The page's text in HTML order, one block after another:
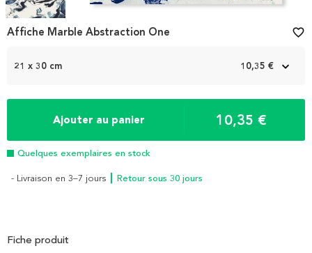
Item
1
21 x 30 cm 10,35 €
Ajouter au panier 10,35 €
Quelques exemplaires en stock
- Livraison en 3–7 jours ┃ Retour sous 30 jours
Affiche Marble Abstraction One favorite_border
Fiche produit